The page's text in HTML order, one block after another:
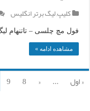
کلیپ,لیگ برتر انگلیس
فول مچ چلسی – تاتنهام لیگ
مشاهده ادامه »
« اول ...
«
8
9